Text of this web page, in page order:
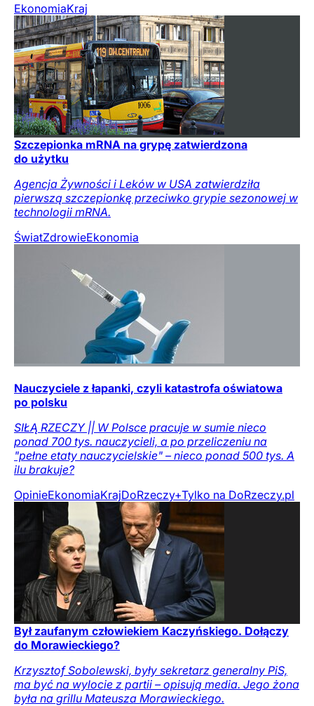
EkonomiaKraj
Szczepionka mRNA na grypę zatwierdzona
do użytku
Agencja Żywności i Leków w USA zatwierdziła
pierwszą szczepionkę przeciwko grypie sezonowej w
technologii mRNA.
ŚwiatZdrowieEkonomia
Nauczyciele z łapanki, czyli katastrofa oświatowa
po polsku
SIŁĄ RZECZY || W Polsce pracuje w sumie nieco
ponad 700 tys. nauczycieli, a po przeliczeniu na
"pełne etaty nauczycielskie" – nieco ponad 500 tys. A
ilu brakuje?
OpinieEkonomiaKrajDoRzeczy+Tylko na DoRzeczy.pl
Był zaufanym człowiekiem Kaczyńskiego. Dołączy
do Morawieckiego?
Krzysztof Sobolewski, były sekretarz generalny PiS,
ma być na wylocie z partii – opisują media. Jego żona
była na grillu Mateusza Morawieckiego.